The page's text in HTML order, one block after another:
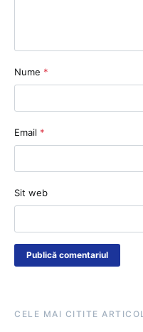
Nume *
Email *
Sit web
CELE MAI CITITE